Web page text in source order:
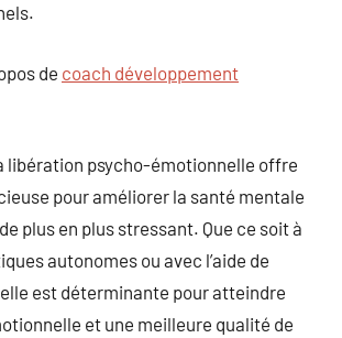
de coach développement
libération psycho-émotionnelle offre
pour améliorer la santé mentale
plus en plus stressant. Que ce soit à
autonomes ou avec l’aide de
est déterminante pour atteindre
et une meilleure qualité de